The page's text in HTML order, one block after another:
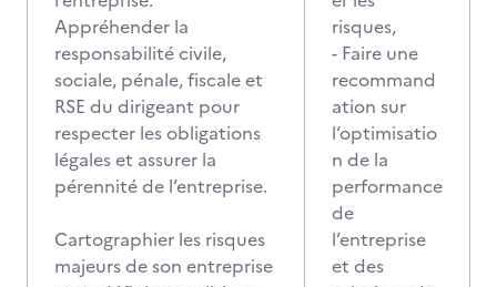
Appréhender la
responsabilité civile,
sociale, pénale, fiscale et
RSE du dirigeant pour
respecter les obligations
légales et assurer la
pérennité de l’entreprise.
Cartographier les risques
majeurs de son entreprise
risques,
- Faire une
recommand
ation sur
l‘optimisatio
n de la
performance
de
l’entreprise
et des